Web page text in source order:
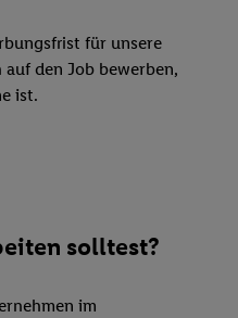
für unsere
den Job bewerben,
ist.
solltest?
im